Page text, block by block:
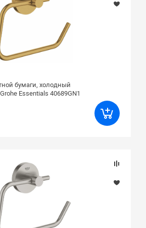
бумаги, холодный
Essentials 40689GN1